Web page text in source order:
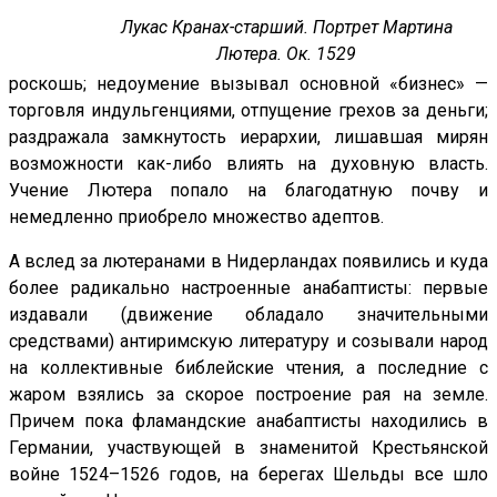
Лукас Кранах-старший. Портрет Мартина
Лютера. Ок. 1529
роскошь; недоумение вызывал основной «бизнес» —
торговля индульгенциями, отпущение грехов за деньги;
раздражала замкнутость иерархии, лишавшая мирян
возможности как-либо влиять на духовную власть.
Учение Лютера попало на благодатную почву и
немедленно приобрело множество адептов.
А вслед за лютеранами в Нидерландах появились и куда
более радикально настроенные анабаптисты: первые
издавали (движение обладало значительными
средствами) антиримскую литературу и созывали народ
на коллективные библейские чтения, а последние с
жаром взялись за скорое построение рая на земле.
Причем пока фламандские анабаптисты находились в
Германии, участвующей в знаменитой Крестьянской
войне 1524–1526 годов, на берегах Шельды все шло